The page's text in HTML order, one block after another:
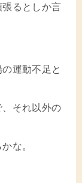
るとしか言
運動不足と
それ以外の
な。